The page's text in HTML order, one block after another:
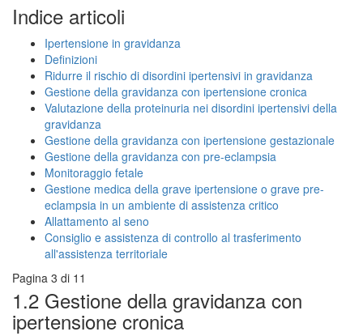
Indice articoli
Ipertensione in gravidanza
Definizioni
Ridurre il rischio di disordini ipertensivi in gravidanza
Gestione della gravidanza con ipertensione cronica
Valutazione della proteinuria nei disordini ipertensivi della
gravidanza
Gestione della gravidanza con ipertensione gestazionale
Gestione della gravidanza con pre-eclampsia
Monitoraggio fetale
Gestione medica della grave ipertensione o grave pre-
eclampsia in un ambiente di assistenza critico
Allattamento al seno
Consiglio e assistenza di controllo al trasferimento
all'assistenza territoriale
Pagina 3 di 11
1.2 Gestione della gravidanza con
ipertensione cronica